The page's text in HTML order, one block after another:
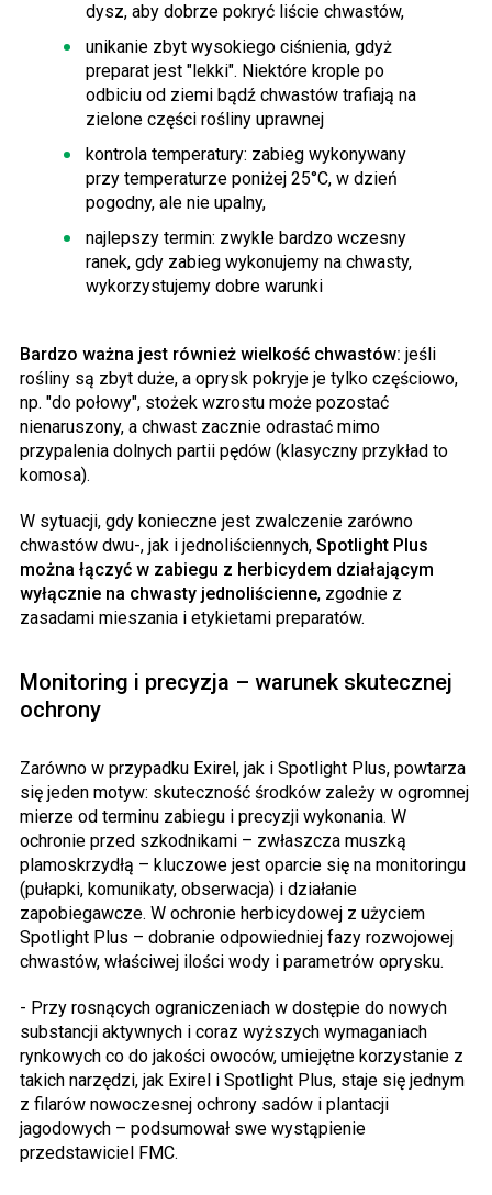
dysz, aby dobrze pokryć liście chwastów,
unikanie zbyt wysokiego ciśnienia, gdyż
preparat jest "lekki". Niektóre krople po
odbiciu od ziemi bądź chwastów trafiają na
zielone części rośliny uprawnej
kontrola temperatury: zabieg wykonywany
przy temperaturze poniżej 25°C, w dzień
pogodny, ale nie upalny,
najlepszy termin: zwykle bardzo wczesny
ranek, gdy zabieg wykonujemy na chwasty,
wykorzystujemy dobre warunki
Bardzo ważna jest również wielkość chwastów: jeśli
rośliny są zbyt duże, a oprysk pokryje je tylko częściowo,
np. "do połowy", stożek wzrostu może pozostać
nienaruszony, a chwast zacznie odrastać mimo
przypalenia dolnych partii pędów (klasyczny przykład to
komosa).
W sytuacji, gdy konieczne jest zwalczenie zarówno
chwastów dwu-, jak i jednoliściennych, Spotlight Plus
można łączyć w zabiegu z herbicydem działającym
wyłącznie na chwasty jednoliścienne, zgodnie z
zasadami mieszania i etykietami preparatów.
Monitoring i precyzja – warunek skutecznej
ochrony
Zarówno w przypadku Exirel, jak i Spotlight Plus, powtarza
się jeden motyw: skuteczność środków zależy w ogromnej
mierze od terminu zabiegu i precyzji wykonania. W
ochronie przed szkodnikami – zwłaszcza muszką
plamoskrzydłą – kluczowe jest oparcie się na monitoringu
(pułapki, komunikaty, obserwacja) i działanie
zapobiegawcze. W ochronie herbicydowej z użyciem
Spotlight Plus – dobranie odpowiedniej fazy rozwojowej
chwastów, właściwej ilości wody i parametrów oprysku.
- Przy rosnących ograniczeniach w dostępie do nowych
substancji aktywnych i coraz wyższych wymaganiach
rynkowych co do jakości owoców, umiejętne korzystanie z
takich narzędzi, jak Exirel i Spotlight Plus, staje się jednym
z filarów nowoczesnej ochrony sadów i plantacji
jagodowych – podsumował swe wystąpienie
przedstawiciel FMC.